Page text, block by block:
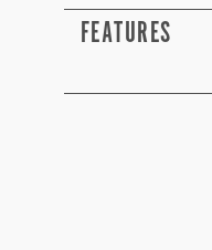
FEATURES